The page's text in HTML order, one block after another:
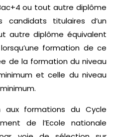
ou tout autre diplôme
candidats titulaires d’un
autre diplôme équivalent
formation de ce
de la formation du niveau
et celle du niveau
aux formations du Cycle
de l’Ecole nationale